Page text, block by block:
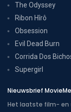
The Odyssey
Ribon Hîrô
Obsession
Evil Dead Burn
Corrida Dos
Supergirl
Nieuwsbrief
Het laatste film- en